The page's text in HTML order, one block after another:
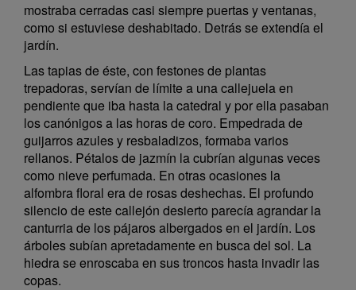
mostraba cerradas casi siempre puertas y ventanas,
como si estuviese deshabitado. Detrás se extendía el
jardín.
Las tapias de éste, con festones de plantas
trepadoras, servían de límite a una callejuela en
pendiente que iba hasta la catedral y por ella pasaban
los canónigos a las horas de coro. Empedrada de
guijarros azules y resbaladizos, formaba varios
rellanos. Pétalos de jazmín la cubrían algunas veces
como nieve perfumada. En otras ocasiones la
alfombra floral era de rosas deshechas. El profundo
silencio de este callejón desierto parecía agrandar la
canturria de los pájaros albergados en el jardín. Los
árboles subían apretadamente en busca del sol. La
hiedra se enroscaba en sus troncos hasta invadir las
copas.